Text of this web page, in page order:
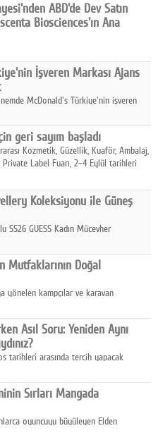
ABD'de Dev Satın
Biosciences'ın Ana
ölçeğe taşıyan satın alma hamlesini
İşveren Markası Ajans
McDonald's Türkiye'nin işveren
geri sayım başladı
Kozmetik, Güzellik, Kuaför, Ambalaj,
Private Label Fuarı, 2–4 Eylül tarihleri
Koleksiyonu ile Güneş
SS26 GUESS Kadın Mücevher
Mutfaklarının Doğal
yönelen kampçılar ve karavan
duyarlı bitkisel içerikli ürünleri tercih
Asıl Soru: Yeniden Aynı
tarihleri arasında tercih yapacak
Sırları Mangada
oyuncuyu büyüleyen Elden